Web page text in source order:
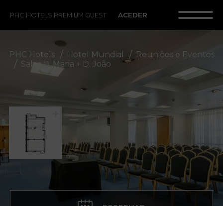
PHC HOTELS PREMIUM GUEST ACEDER
PHC Hotels Hotel Mundial
Reuniões e Eventos
Salas D. Maria + D. João